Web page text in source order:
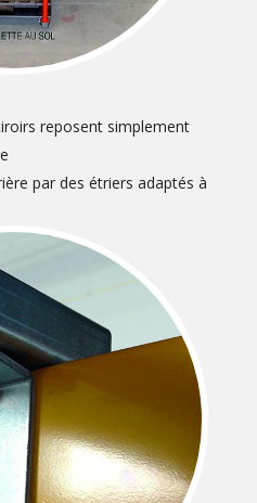
reposent simplement
par des étriers adaptés à